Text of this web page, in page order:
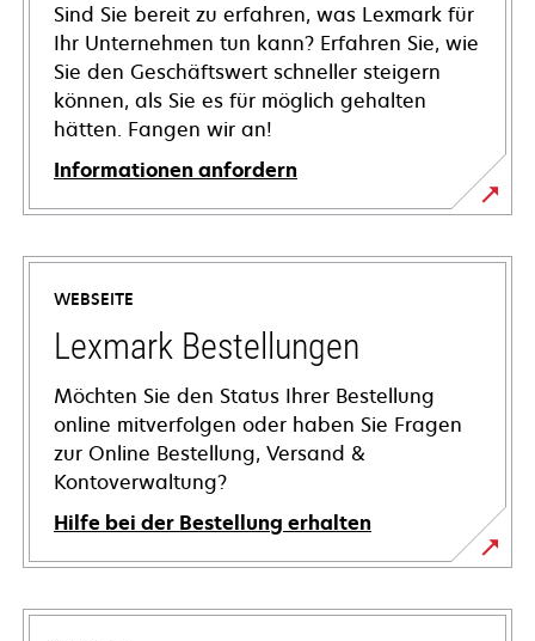
Sind Sie bereit zu erfahren, was Lexmark für
Ihr Unternehmen tun kann? Erfahren Sie, wie
Sie den Geschäftswert schneller steigern
können, als Sie es für möglich gehalten
hätten. Fangen wir an!
Informationen anfordern
WEBSEITE
Lexmark Bestellungen
Möchten Sie den Status Ihrer Bestellung
online mitverfolgen oder haben Sie Fragen
zur Online Bestellung, Versand &
Kontoverwaltung?
Hilfe bei der Bestellung erhalten